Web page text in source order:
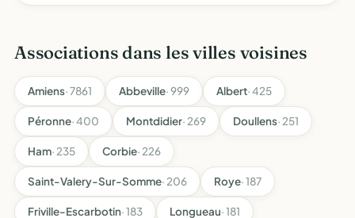
Associations dans les villes voisines
Amiens· 7861 Abbeville· 999 Albert· 425
Péronne· 400 Montdidier· 269 Doullens· 251
Ham· 235 Corbie· 226
Saint-Valery-Sur-Somme· 206 Roye· 187
Friville-Escarbotin· 183 Longueau· 181